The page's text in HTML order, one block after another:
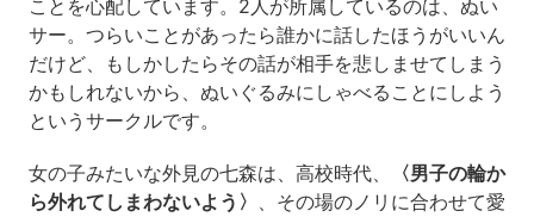
ことを心配しています。2人が所属しているのは、ぬい
サー。つらいことがあったら誰かに話したほうがいいん
だけど、もしかしたらその話が相手を悲しませてしまう
かもしれないから、ぬいぐるみにしゃべることにしよう
というサークルです。
女の子みたいな外見の七森は、高校時代、
〈男子の輪か
ら外れてしまわないよう〉 、その場のノリに合わせて愛